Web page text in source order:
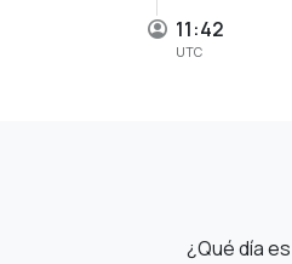
11:42
UTC
¿Qué día